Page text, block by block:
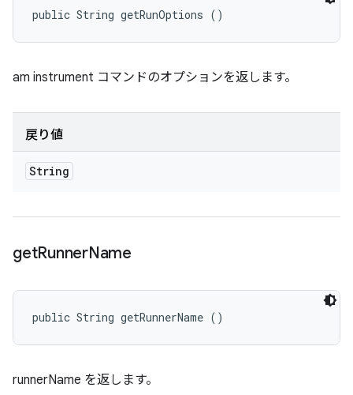
public String getRunOptions ()
am instrument コマンドのオプションを返します。
戻り値
String
getRunnerName
public String getRunnerName ()
runnerName を返します。